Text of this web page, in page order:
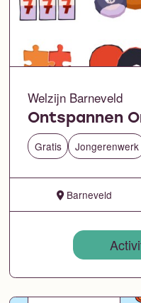
Welzijn Barneveld
Ontspannen
Gratis Jongerenwerk
Barneveld